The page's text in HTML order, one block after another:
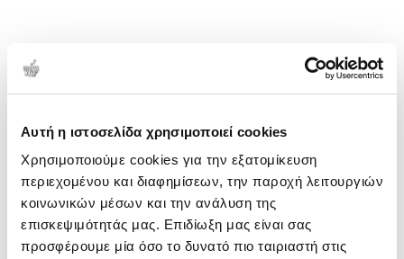
Αυτή η ιστοσελίδα χρησιμοποιεί cookies
Χρησιμοποιούμε cookies για την εξατομίκευση
περιεχομένου και διαφημίσεων, την παροχή λειτουργιών
κοινωνικών μέσων και την ανάλυση της
επισκεψιμότητάς μας. Επιδίωξη μας είναι σας
προσφέρουμε μία όσο το δυνατό πιο ταιριαστή στις